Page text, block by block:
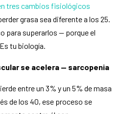
tres cambios fisiológicos
grasa sea diferente a los 25.
para superarlos — porque el
tu biología.
se acelera — sarcopenia
entre un 3% y un 5% de masa
de los 40, ese proceso se